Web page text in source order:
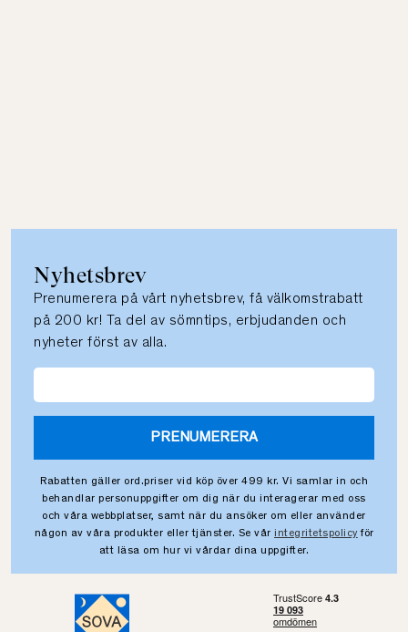
Nyhetsbrev
Prenumerera på vårt nyhetsbrev, få välkomstrabatt
på 200 kr! Ta del av sömntips, erbjudanden och
nyheter först av alla.
PRENUMERERA
Rabatten gäller ord.priser vid köp över 499 kr. Vi samlar in och
behandlar personuppgifter om dig när du interagerar med oss
och våra webbplatser, samt när du ansöker om eller använder
någon av våra produkter eller tjänster. Se vår integritetspolicy för
att läsa om hur vi vårdar dina uppgifter.